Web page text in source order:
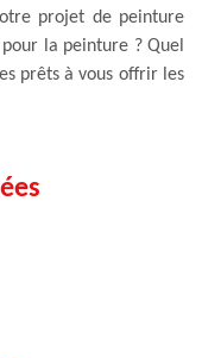
projet de peinture
la peinture ? Quel
prêts à vous offrir les